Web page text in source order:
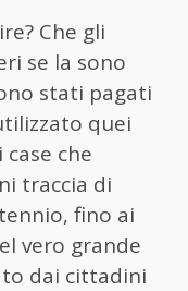
Che gli
se la sono
stati pagati
quei
che
traccia di
fino ai
vero grande
dai cittadini